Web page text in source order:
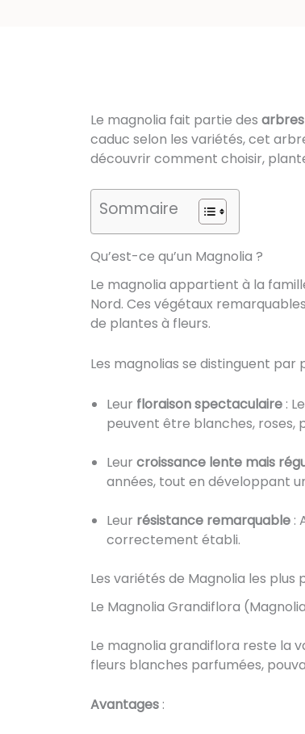
Le magnolia fait partie des
caduc selon les variétés, cet
découvrir comment choisir,
Sommaire
Qu’est-ce qu’un Magnolia ?
Le magnolia appartient à la
Nord. Ces végétaux
de plantes à fleurs.
Les magnolias se distinguent
Leur floraison spectaculaire :
peuvent être blanches, roses,
Leur croissance lente mais
années, tout en développant
Leur résistance remarquable :
correctement établi.
Les variétés de Magnolia les plus
Le Magnolia Grandiflora
Le magnolia grandiflora reste la
fleurs blanches parfumées,
Avantages :